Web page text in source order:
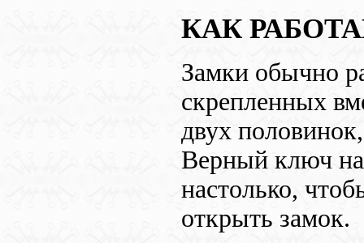
КАК
Замки обычно
скрепленных
двух
Верный ключ
настолько,
открыть замок.